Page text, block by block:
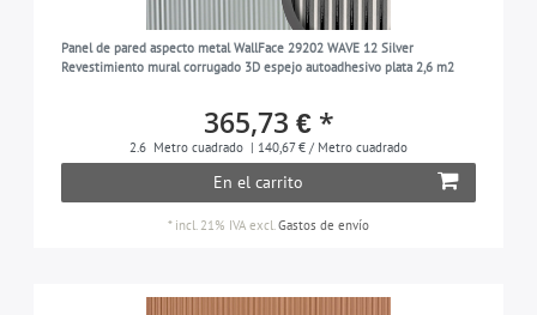
Panel de pared aspecto metal WallFace 29202 WAVE 12 Silver
Revestimiento mural corrugado 3D espejo autoadhesivo plata 2,6 m2
365,73 € *
2.6 Metro cuadrado | 140,67 € / Metro cuadrado
En el carrito
* incl. 21% IVA excl.Gastos de envío